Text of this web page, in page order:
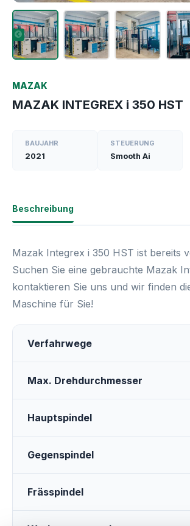
MAZAK
MAZAK INTEGREX i 350 HST
BAUJAHR
2021
STEUERUNG
Smooth Ai
Beschreibung
Mazak Integrex i 350 HST ist bereits
Suchen Sie eine gebrauchte Mazak
kontaktieren Sie uns und wir finden
Maschine für Sie!
Verfahrwege
Max. Drehdurchmesser
Hauptspindel
Gegenspindel
Frässpindel